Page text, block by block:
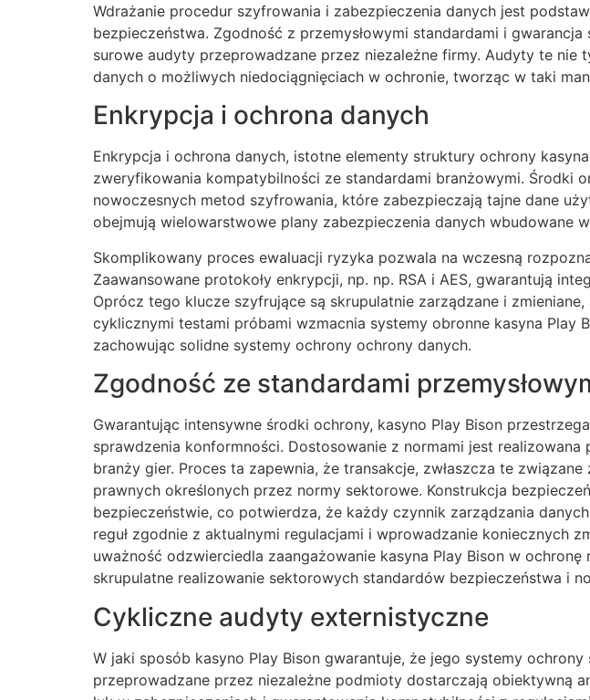
Wdrażanie procedur szyfrowania i zabezpieczenia danych jest
bezpieczeństwa. Zgodność z przemysłowymi standardami i
surowe audyty przeprowadzane przez niezależne firmy. Audyty te
danych o możliwych niedociągnięciach w ochronie, tworząc w taki
Enkrypcja i ochrona danych
Enkrypcja i ochrona danych, istotne elementy struktury ochrony
zweryfikowania kompatybilności ze standardami branżowymi. Środki
nowoczesnych metod szyfrowania, które zabezpieczają tajne dane
obejmują wielowarstwowe plany zabezpieczenia danych wbudowane
Skomplikowany proces ewaluacji ryzyka pozwala na wczesną
Zaawansowane protokoły enkrypcji, np. np. RSA i AES, gwarantują
Oprócz tego klucze szyfrujące są skrupulatnie zarządzane i
cyklicznymi testami próbami wzmacnia systemy obronne kasyna Play
zachowując solidne systemy ochrony ochrony danych.
Zgodność ze standardami
Gwarantując intensywne środki ochrony, kasyno Play Bison
sprawdzenia konformności. Dostosowanie z normami jest
branży gier. Proces ta zapewnia, że transakcje, zwłaszcza te
prawnych określonych przez normy sektorowe. Konstrukcja
bezpieczeństwie, co potwierdza, że każdy czynnik zarządzania
reguł zgodnie z aktualnymi regulacjami i wprowadzanie koniecznych
uważność odzwierciedla zaangażowanie kasyna Play Bison w
skrupulatne realizowanie sektorowych standardów bezpieczeństwa i
Cykliczne audyty externistyczne
W jaki sposób kasyno Play Bison gwarantuje, że jego systemy
przeprowadzane przez niezależne podmioty dostarczają obiektywną